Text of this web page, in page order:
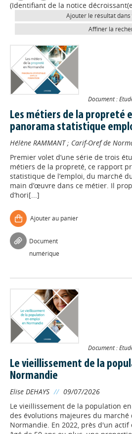
(Identifiant de la notice
Ajouter le résultat
Affiner la
Document :
Les métiers de la propreté
panorama statistique
Hélène RAMMANT; Carif-Oref de
Premier volet d’une série de trois
métiers de la propreté, ce rapport
statistique de l’emploi, du marché
main d’œuvre dans ce métier. Il
d’hori[...]
Ajouter au panier
Document
numérique
Document :
Le vieillissement de la
Normandie
Elise DEHAYS // 09/07/2026
Le vieillissement de la population
des évolutions majeures du marché
Normandie. En 2022, près d'un